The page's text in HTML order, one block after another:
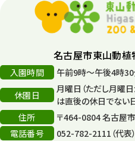
平和公園
再生
再生フォーラム
80周年
名古屋市東山動植
入園時間
午前9時～午後4時30
休園日
月曜日（ただし月曜
は直後の休日でない
住所
〒464-0804 名古屋
電話番号
052-782-2111（代表）